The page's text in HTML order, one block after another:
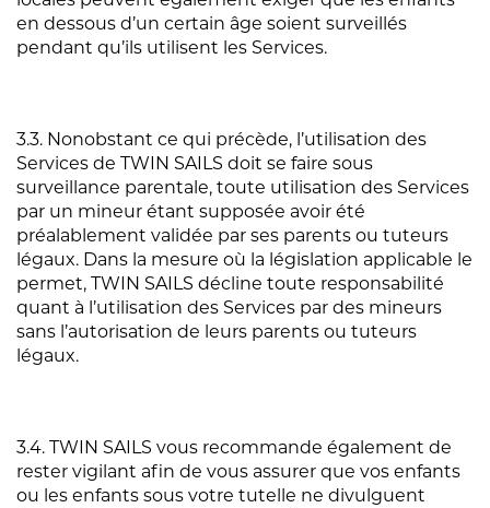
en dessous d’un certain âge soient surveillés
pendant qu’ils utilisent les Services.
3.3. Nonobstant ce qui précède, l’utilisation des
Services de TWIN SAILS doit se faire sous
surveillance parentale, toute utilisation des Services
par un mineur étant supposée avoir été
préalablement validée par ses parents ou tuteurs
légaux. Dans la mesure où la législation applicable le
permet, TWIN SAILS décline toute responsabilité
quant à l’utilisation des Services par des mineurs
sans l’autorisation de leurs parents ou tuteurs
légaux.
3.4. TWIN SAILS vous recommande également de
rester vigilant afin de vous assurer que vos enfants
ou les enfants sous votre tutelle ne divulguent